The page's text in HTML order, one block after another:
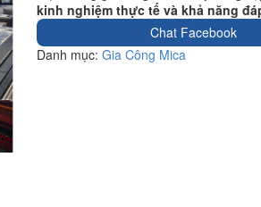
kinh nghiệm thực tế và khả năng
Chat Facebook
Danh mục:Gia Công Mica